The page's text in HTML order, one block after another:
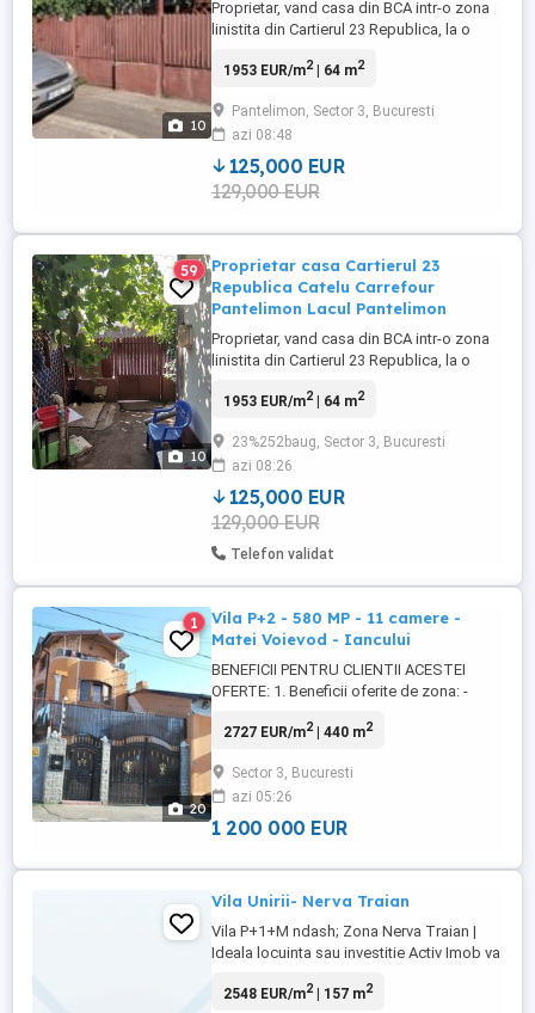
10
Proprietar, vand casa din BCA intr-o zona
linistita din Cartierul 23 Republica, la o
de parcul si lacul Pantelimon. Casa este
totala de 150 mp. Suprafata utila este de
64 mp, iar cea construita la sol este de 78
mp. Deschidere ...
1953 EUR/m2| 64 m2
Pantelimon, Sector 3, Bucuresti
azi 08:48
125,000 EUR
129,000 EUR
10
59
Proprietar casa Cartierul 23
Republica Catelu Carrefour
Pantelimon Lacul Pantelimon
Proprietar, vand casa din BCA intr-o zona
linistita din Cartierul 23 Republica, la o
de parcul si lacul Pantelimon. Casa este
totala de 150 mp. Suprafata utila este de
64 mp, iar cea construita la sol este de 78
mp. Deschidere ...
1953 EUR/m2| 64 m2
23%252baug, Sector 3, Bucuresti
azi 08:26
125,000 EUR
129,000 EUR
Telefon validat
20
1
Vila P+2 - 580 MP - 11 camere -
Matei Voievod - Iancului
BENEFICII PENTRU CLIENTII ACESTEI
OFERTE: 1. Beneficii oferite de zona: -
metrou Iancului la 13 minute de mers pe
P+2, de 11 camere - teren 615 mp,
amprenta 163 mp - suprafata utila 440,
suprafata totala 580 mp - la ...
2727 EUR/m2| 440 m2
Sector 3, Bucuresti
azi 05:26
1 200 000 EUR
Vila Unirii- Nerva Traian
Vila P+1+M ndash; Zona Nerva Traian |
Ideala locuinta sau investitie Activ Imob va
compartimentata, situata intr-o zona
2548 EUR/m2| 157 m2